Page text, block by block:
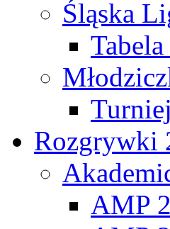
Śląska
Rozgrywki
AMP